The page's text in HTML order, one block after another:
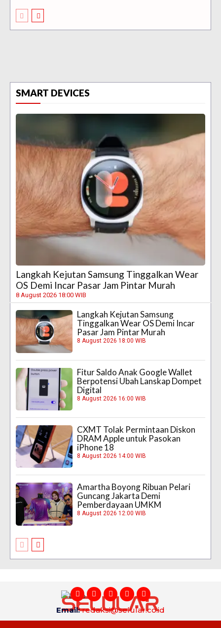
SMART DEVICES
Langkah Kejutan Samsung Tinggalkan Wear
OS Demi Incar Pasar Jam Pintar Murah
8 August 2026 18:00 WIB
Langkah Kejutan Samsung
Tinggalkan Wear OS Demi Incar
Pasar Jam Pintar Murah
8 August 2026 18:00 WIB
Fitur Saldo Anak Google Wallet
Berpotensi Ubah Lanskap Dompet
Digital
8 August 2026 16:00 WIB
CXMT Tolak Permintaan Diskon
DRAM Apple untuk Pasokan
iPhone 18
8 August 2026 14:00 WIB
Amartha Boyong Ribuan Pelari
Guncang Jakarta Demi
Pemberdayaan UMKM
8 August 2026 12:00 WIB
Email:redaksi@selular.co.id